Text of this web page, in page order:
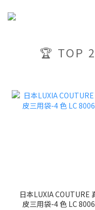
🏆 TOP
日本LUXIA COUTURE
皮三用袋-4 色 LC 8006